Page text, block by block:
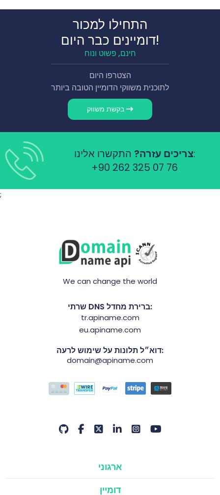
התחילו למכור
דומיינים כבר היום!
חינם, פשוט ונוח
הצטרפו היום
לתוכנית משווקי הדומיין הטובה ביותר
צריכים עזרה?התקשרו אלינו:
+90 262 325 07 76
;
We can change the world
שרתי DNS ברירת מחדל:
tr.apiname.com
eu.apiname.com
דוא״ל תלונות על שימוש לרעה:
domain@apiname.com
ארגוני
דומיין